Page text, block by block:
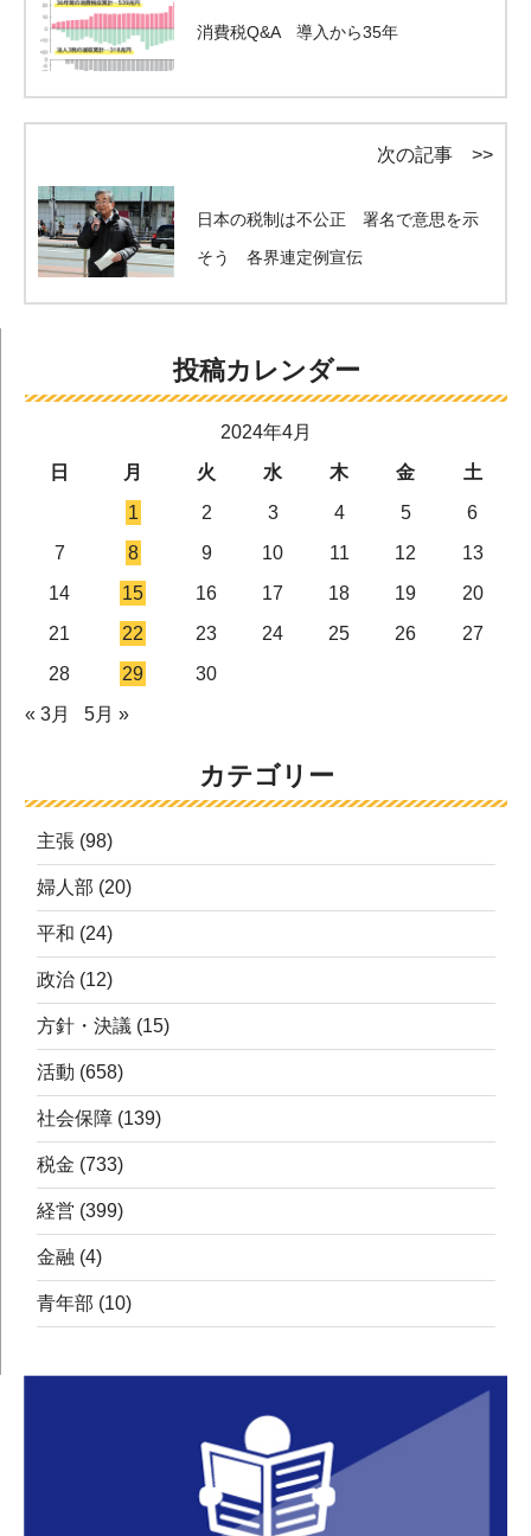
消費税Q&A 導入から35年
次の記事 >>
日本の税制は不公正 署名で意思を示
そう 各界連定例宣伝
投稿カレンダー
2024年4月
日
月 火 水 木 金
土
1
2 3 4 5
6
7
8 9 10 11 12
13
14
15 16 17 18 19
20
21
22 23 24 25 26
27
28
29
30
« 3月
5月 »
カテゴリー
主張 (98)
婦人部 (20)
平和 (24)
政治 (12)
方針・決議 (15)
活動 (658)
社会保障 (139)
税金 (733)
経営 (399)
金融 (4)
青年部 (10)